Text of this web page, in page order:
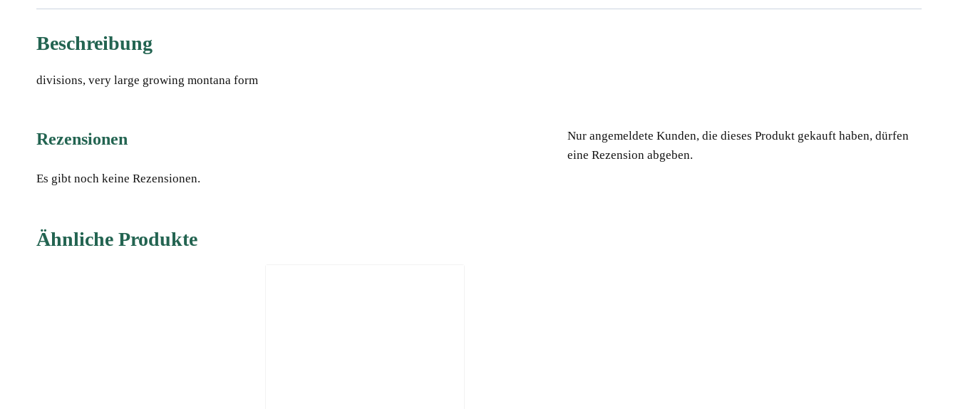
Beschreibung
divisions, very large growing montana form
Rezensionen
Es gibt noch keine Rezensionen.
Nur angemeldete Kunden, die dieses Produkt gekauft haben, dürfen
eine Rezension abgeben.
Ähnliche Produkte